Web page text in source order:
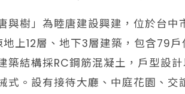
與樹」為睦唐建設興建，位於台
地上12層、地下3層建築，包含79
築結構採RC鋼筋混凝土，戶型設
式。設有接待大廳、中庭花園、